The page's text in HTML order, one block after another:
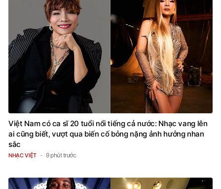
Việt Nam có ca sĩ 20 tuổi nổi tiếng cả nước: Nhạc vang lên
ai cũng biết, vượt qua biến cố bỏng nặng ảnh hưởng nhan
sắc
NHẠC VIỆT 9 phút trước